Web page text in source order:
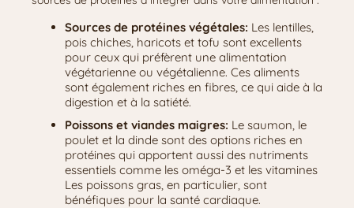
Sources de protéines végétales: Les lentilles,
pois chiches, haricots et tofu sont excellents
pour ceux qui préfèrent une alimentation
végétarienne ou végétalienne. Ces aliments
sont également riches en fibres, ce qui aide à la
digestion et à la satiété.
Poissons et viandes maigres: Le saumon, le
poulet et la dinde sont des options riches en
protéines qui apportent aussi des nutriments
essentiels comme les oméga-3 et les vitamines
Les poissons gras, en particulier, sont
bénéfiques pour la santé cardiaque.